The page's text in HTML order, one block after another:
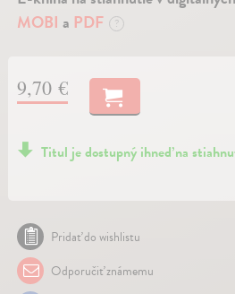
MOBI a PDF ?
9,70 €
Titul je dostupný ihneď na
Pridať do wishlistu
Odporučiť známemu